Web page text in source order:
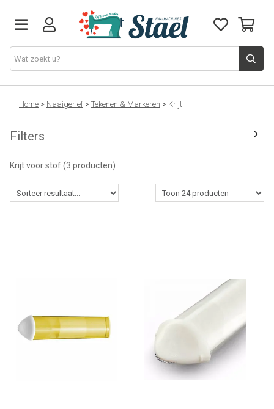
Machines
Accessoires
Naaigaren
Stoffen
Breien & Haken
Home > Naaigerief > Tekenen & Markeren > Krijt
Filters
Krijt voor stof(3 producten)